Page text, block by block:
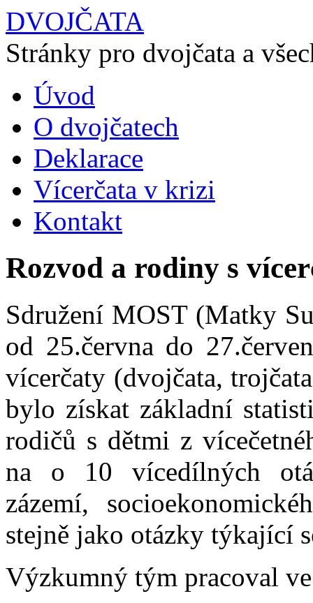
DVOJČATA
Stránky pro dvojčata a
Úvod
O dvojčatech
Deklarace
Vícerčata v krizi
Kontakt
Rozvod a rodiny s
Sdružení MOST (Matky
od 25.června do
vícerčaty (dvojčata,
bylo získat základní
rodičů s dětmi z
na o 10 vícedílných
zázemí,
stejně jako otázky týkající
Výzkumný tým pracoval